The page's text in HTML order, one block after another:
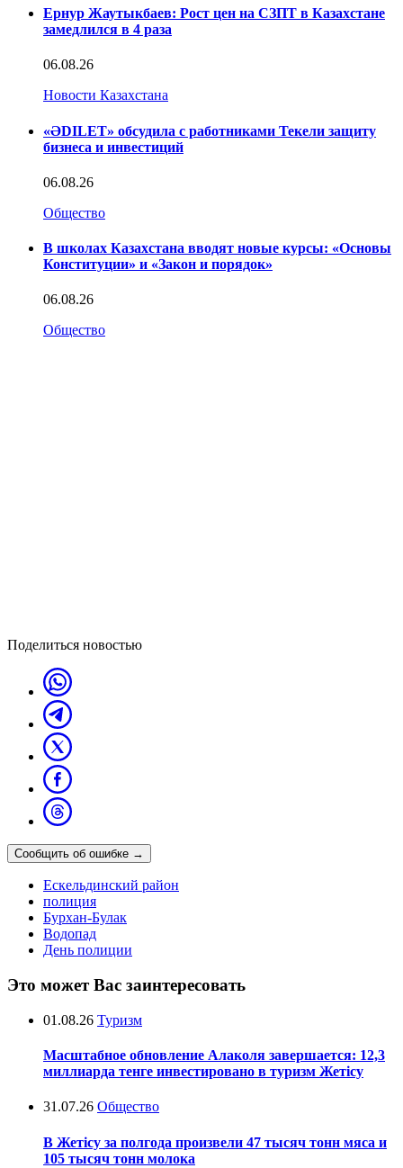
Ернур Жаутыкбаев: Рост цен на СЗПТ в Казахстане
замедлился в 4 раза
06.08.26
Новости Казахстана
«ӘDILET» обсудила с работниками Текели защиту
бизнеса и инвестиций
06.08.26
Общество
В школах Казахстана вводят новые курсы: «Основы
Конституции» и «Закон и порядок»
06.08.26
Общество
Поделиться новостью
Сообщить об ошибке →
Ескельдинский район
полиция
Бурхан-Булак
Водопад
День полиции
Это может Вас заинтересовать
01.08.26 Туризм
Масштабное обновление Алаколя завершается: 12,3
миллиарда тенге инвестировано в туризм Жетісу
31.07.26 Общество
В Жетісу за полгода произвели 47 тысяч тонн мяса и
105 тысяч тонн молока